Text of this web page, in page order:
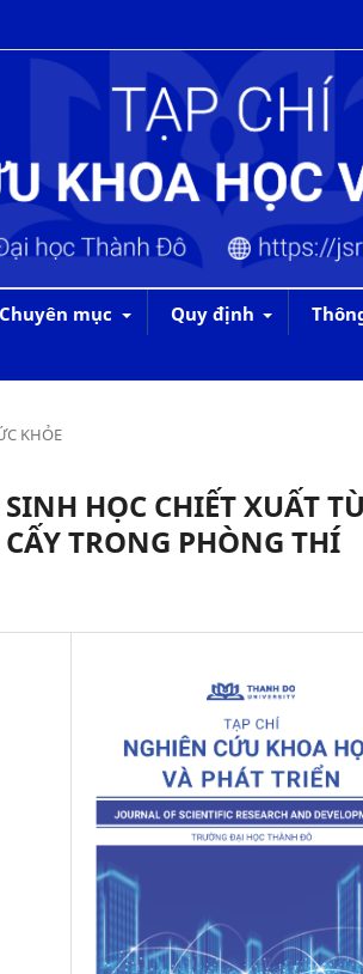
Chuyên mục Quy định
KHỎE
HỌC CHIẾT XUẤT
TRONG PHÒNG THÍ